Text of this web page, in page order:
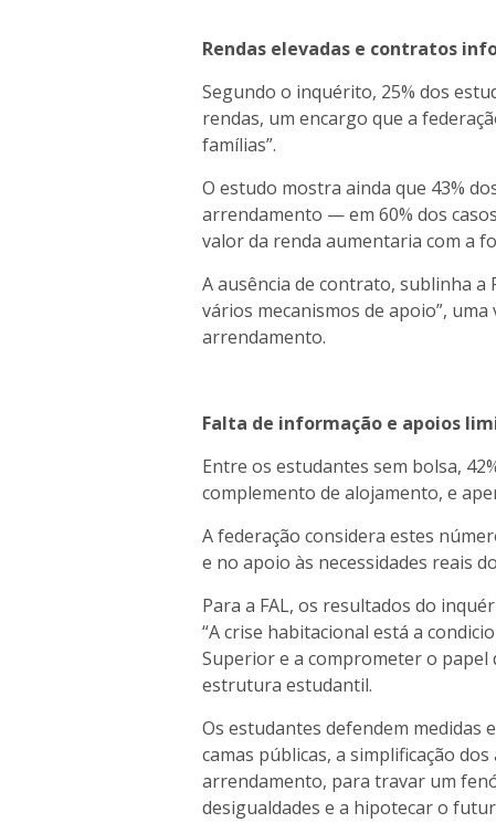
Rendas elevadas e contratos
Segundo o inquérito, 25% dos
rendas, um encargo que a
famílias”.
O estudo mostra ainda que 43%
arrendamento — em 60% dos
valor da renda aumentaria com a
A ausência de contrato, sublinha a
vários mecanismos de apoio”,
arrendamento.
Falta de informação e apoios
Entre os estudantes sem bolsa,
complemento de alojamento, e
A federação considera estes
e no apoio às necessidades reais
Para a FAL, os resultados do
“A crise habitacional está a
Superior e a comprometer o papel
estrutura estudantil.
Os estudantes defendem
camas públicas, a simplificação
arrendamento, para travar um
desigualdades e a hipotecar o